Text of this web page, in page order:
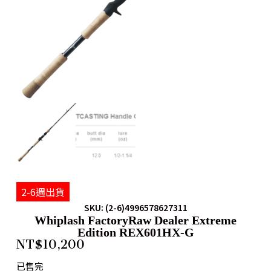
2-6週出貨
SKU: (2-6)4996578627311
Whiplash FactoryRaw Dealer Extreme
Edition REX601HX-G
NT$10,200
已售完